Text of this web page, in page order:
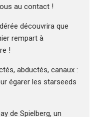
au contact !
découvrira que
rempart à
!
abductés, canaux :
égarer les starseeds
de Spielberg, un